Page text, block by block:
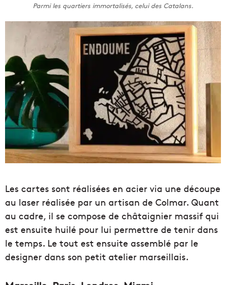
Parmi les quartiers immortalisés, celui des Catalans.
Les cartes sont réalisées en acier via une découpe
au laser réalisée par un artisan de Colmar. Quant
au cadre, il se compose de châtaignier massif qui
est ensuite huilé pour lui permettre de tenir dans
le temps. Le tout est ensuite assemblé par le
designer dans son petit atelier marseillais.